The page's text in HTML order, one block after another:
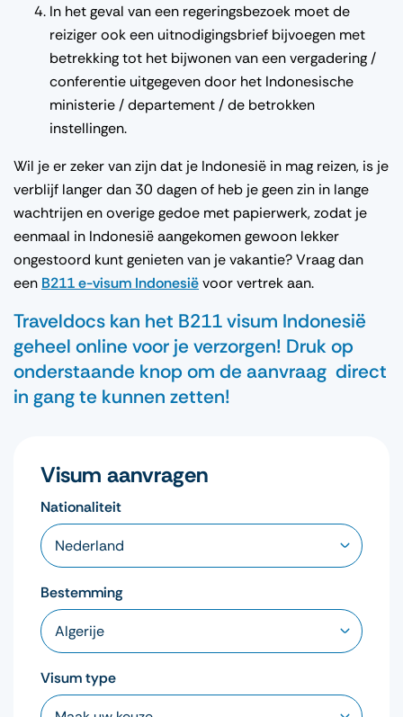
In het geval van een regeringsbezoek moet de
reiziger ook een uitnodigingsbrief bijvoegen met
betrekking tot het bijwonen van een vergadering /
conferentie uitgegeven door het Indonesische
ministerie / departement / de betrokken
instellingen.
Wil je er zeker van zijn dat je Indonesië in mag reizen, is je
verblijf langer dan 30 dagen of heb je geen zin in lange
wachtrijen en overige gedoe met papierwerk, zodat je
eenmaal in Indonesië aangekomen gewoon lekker
ongestoord kunt genieten van je vakantie? Vraag dan
een B211 e-visum Indonesiëvoor vertrek aan.
Traveldocs kan het B211 visum Indonesië
geheel online voor je verzorgen! Druk op
onderstaande knop om de aanvraag direct
in gang te kunnen zetten!
Visum aanvragen
Nationaliteit
Bestemming
Visum type